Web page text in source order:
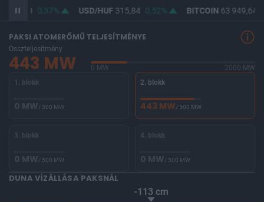
364,53 0,37% USD/HUF315,84 0,52% BITCOIN63 949,64
PAKSI ATOMERŐMŰ TELJESÍTMÉNYE
Összteljesítmény
443 MW 0 MW
2000 MW
1. blokk
0 MW/ 500 MW
2. blokk
443 MW/ 500 MW
3. blokk
0 MW/ 500 MW
4. blokk
0 MW/ 500 MW
DUNA VÍZÁLLÁSA PAKSNÁL
-113 cm